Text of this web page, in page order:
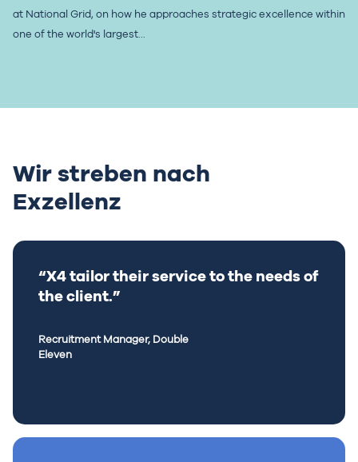
at National Grid, on how he approaches strategic excellence within
one of the world's largest...
Wir streben nach
Exzellenz
“X4 tailor their service to the needs of
the client.”
Recruitment Manager, Double
Eleven